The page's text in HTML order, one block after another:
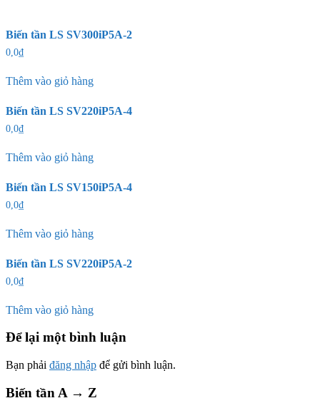
Biến tần LS SV300iP5A-2
0,0₫
Thêm vào giỏ hàng
Biến tần LS SV220iP5A-4
0,0₫
Thêm vào giỏ hàng
Biến tần LS SV150iP5A-4
0,0₫
Thêm vào giỏ hàng
Biến tần LS SV220iP5A-2
0,0₫
Thêm vào giỏ hàng
Để lại một bình luận
Bạn phải đăng nhập để gửi bình luận.
Biến tần A → Z